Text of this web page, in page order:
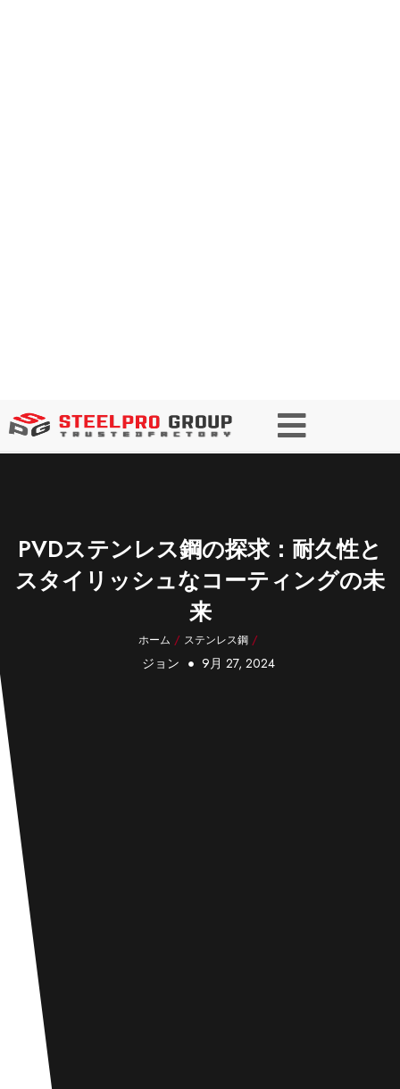
PVDステンレス鋼の探求：耐久性と
スタイリッシュなコーティングの未
来
ホーム / ステンレス鋼 /
ジョン 9月 27, 2024